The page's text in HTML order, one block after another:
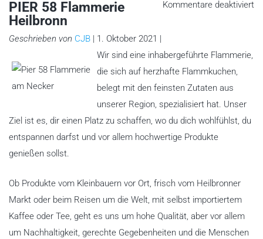
Kommentare deaktiviert
PIER 58 Flammerie
Heilbronn
Geschrieben von CJB | 1. Oktober 2021 |
Wir sind eine inhabergeführte Flammerie,
die sich auf herzhafte Flammkuchen,
belegt mit den feinsten Zutaten aus
unserer Region, spezialisiert hat. Unser
Ziel ist es, dir einen Platz zu schaffen, wo du dich wohlfühlst, du
entspannen darfst und vor allem hochwertige Produkte
genießen sollst.
Ob Produkte vom Kleinbauern vor Ort, frisch vom Heilbronner
Markt oder beim Reisen um die Welt, mit selbst importiertem
Kaffee oder Tee, geht es uns um hohe Qualität, aber vor allem
um Nachhaltigkeit, gerechte Gegebenheiten und die Menschen